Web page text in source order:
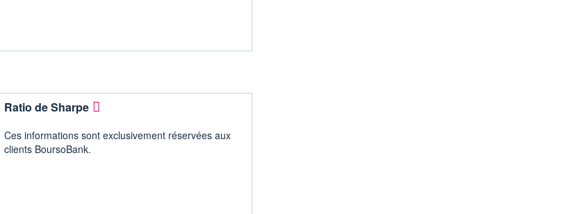
Ratio de Sharpe
Ces informations sont exclusivement réservées aux
clients BoursoBank.